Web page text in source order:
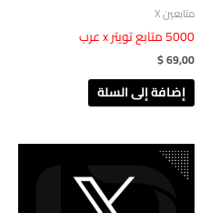
متابعين X
5000 متابع تويتر x عرب
$69,00
إضافة إلى السلة